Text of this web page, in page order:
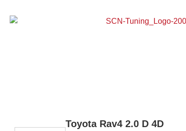
Toyota Rav4 2.0 D 4D